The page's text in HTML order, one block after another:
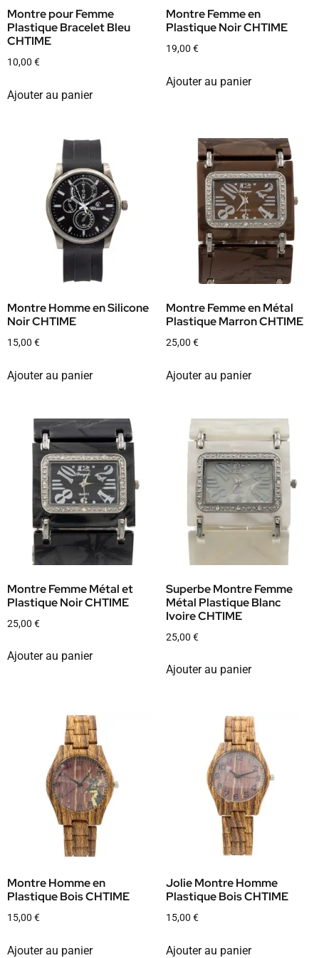
Montre pour Femme
Plastique Bracelet Bleu
CHTIME
10,00 €
Ajouter au panier
Montre Femme en
Plastique Noir CHTIME
19,00 €
Ajouter au panier
Montre Homme en Silicone
Noir CHTIME
15,00 €
Ajouter au panier
Montre Femme en Métal
Plastique Marron CHTIME
25,00 €
Ajouter au panier
Montre Femme Métal et
Plastique Noir CHTIME
25,00 €
Ajouter au panier
Superbe Montre Femme
Métal Plastique Blanc
Ivoire CHTIME
25,00 €
Ajouter au panier
Montre Homme en
Plastique Bois CHTIME
15,00 €
Ajouter au panier
Jolie Montre Homme
Plastique Bois CHTIME
15,00 €
Ajouter au panier